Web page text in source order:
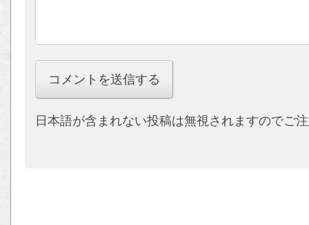
日本語が含まれない投稿は無視されますのでご